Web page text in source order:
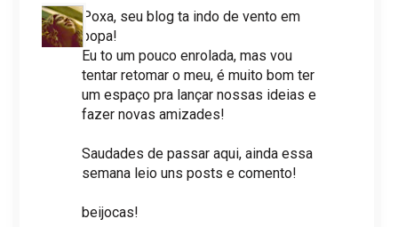
Poxa, seu blog ta indo de vento em
popa!
Eu to um pouco enrolada, mas vou
tentar retomar o meu, é muito bom ter
um espaço pra lançar nossas ideias e
fazer novas amizades!
Saudades de passar aqui, ainda essa
semana leio uns posts e comento!
beijocas!